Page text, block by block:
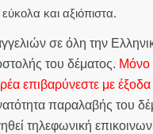
και αξιόπιστα.
σε όλη την
του δέματος. Μόνο
επιβαρύνεστε με
παραλαβής του
τηλεφωνική